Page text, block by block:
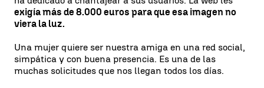
exigía más de 8.000 euros para que esa imagen no
viera la luz.
Una mujer quiere ser nuestra amiga en una red social,
simpática y con buena presencia. Es una de las
muchas solicitudes que nos llegan todos los días.